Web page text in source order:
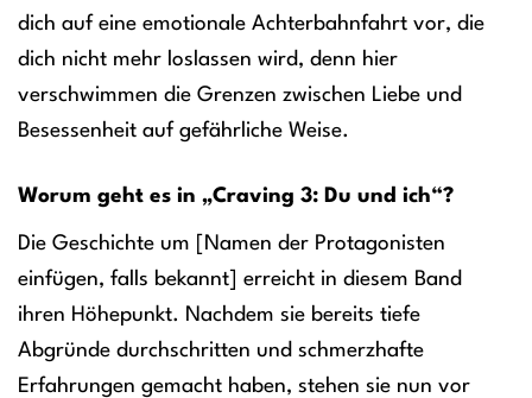
dich auf eine emotionale Achterbahnfahrt vor, die
dich nicht mehr loslassen wird, denn hier
verschwimmen die Grenzen zwischen Liebe und
Besessenheit auf gefährliche Weise.
Worum geht es in „Craving 3: Du und ich“?
Die Geschichte um [Namen der Protagonisten
einfügen, falls bekannt] erreicht in diesem Band
ihren Höhepunkt. Nachdem sie bereits tiefe
Abgründe durchschritten und schmerzhafte
Erfahrungen gemacht haben, stehen sie nun vor